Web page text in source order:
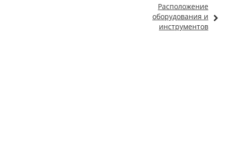
Расположение
оборудования и
инструментов